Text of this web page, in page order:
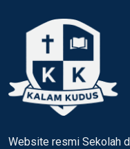
Website resmi Sekolah